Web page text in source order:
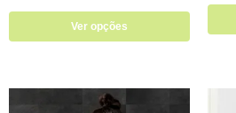
Ver opções